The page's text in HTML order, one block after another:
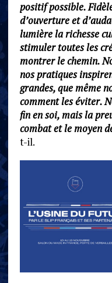
positif possible.
d’ouverture et
lumière la richesse
stimuler toutes les
montrer le chemin.
nos pratiques
grandes, que même
comment les éviter.
fin en soi, mais la
combat et le moyen
t-il.